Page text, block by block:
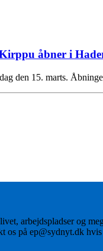
åbner i
den 15. marts.
arbejdspladser og
os på ep@sydnyt.dk